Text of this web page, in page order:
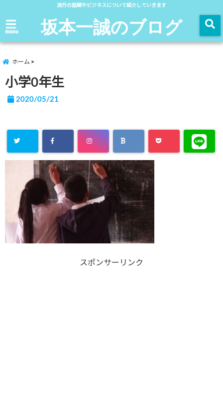
流行の話題やビジネスについて紹介していきます
menu 坂本一誠のブログ
ホーム
小学0年生
2020/05/21
スポンサーリンク